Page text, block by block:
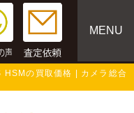
MENU
の買取価格 | カメラ総合